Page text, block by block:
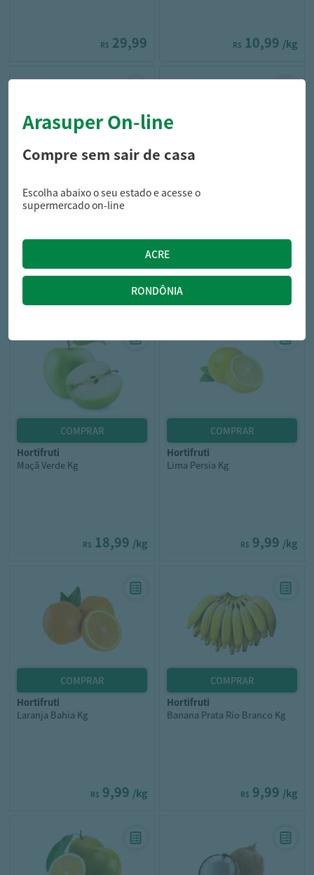
R$ 29,99 R$ 10,99 /kg
hortifruti
Melão Orange Kg
14,99/kg
hortifruti
Maçã Verde Kg
R$ 18,99 /kg
hortifruti
Lima Persia Kg
R$ 9,99 /kg
hortifruti
Laranja Bahia Kg
R$ 9,99 /kg
hortifruti
Banana Prata Rio Branco Kg
R$ 9,99 /kg
Arasuper On-line
Compre sem sair de casa
Escolha abaixo o seu estado e acesse o
supermercado on-line